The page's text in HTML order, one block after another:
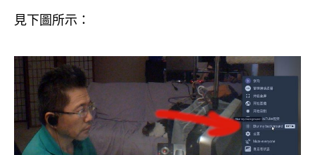
見下圖所示：